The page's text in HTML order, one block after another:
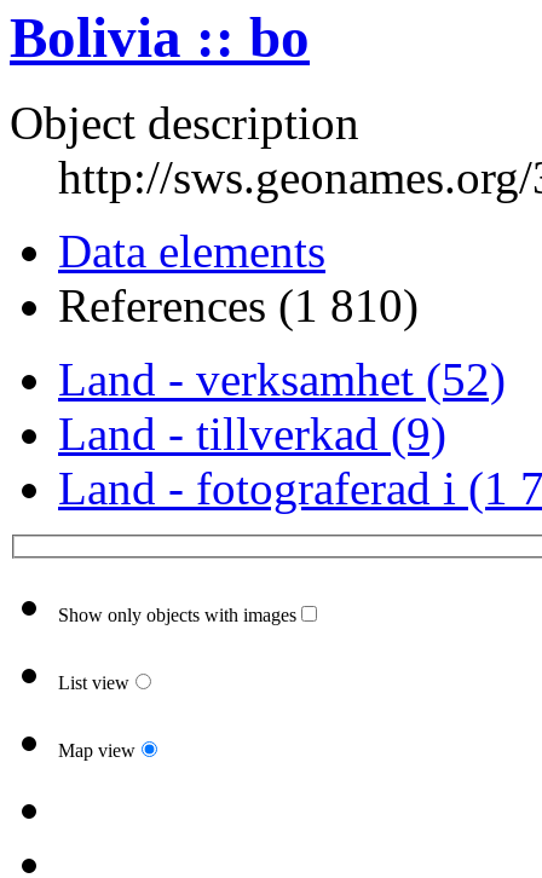
Bolivia :: bo
Object description
http://
Data elements
References (1 810)
Land - verksamhet (52)
Land - tillverkad (9)
Land - fotograferad i (1
Show only objects with images
List view
Map view